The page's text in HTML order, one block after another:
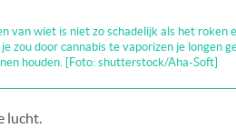
van wiet is niet zo schadelijk als het roken
zou door cannabis te vaporizen je longen
houden. [Foto: shutterstock/Aha-Soft]
lucht.